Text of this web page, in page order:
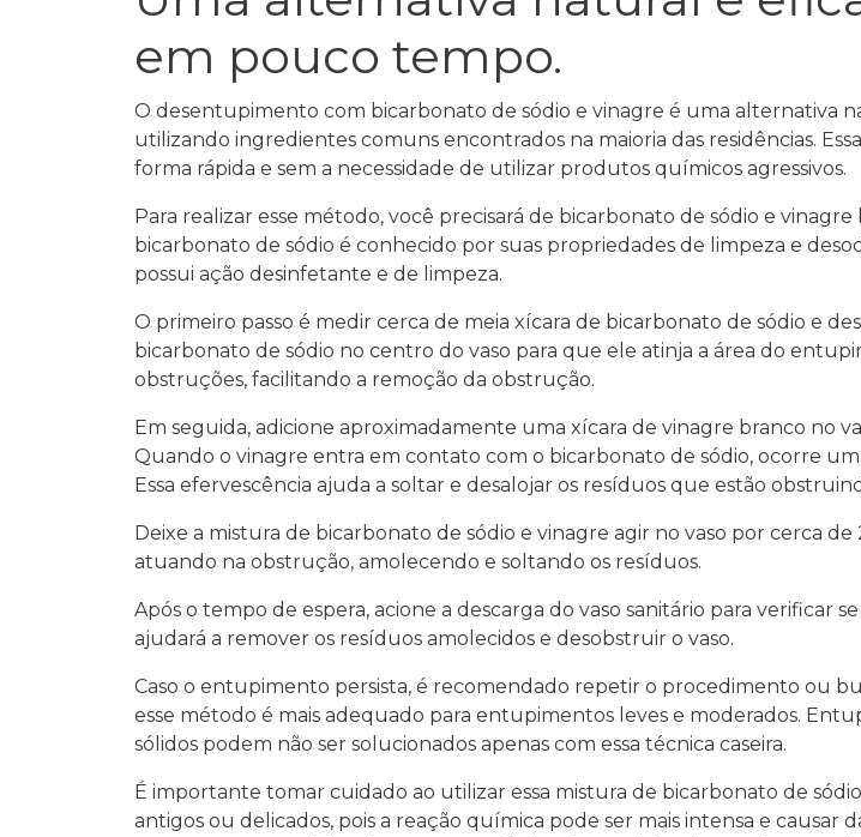
em pouco tempo.
O desentupimento com bicarbonato de sódio e vinagre é uma alternativa
utilizando ingredientes comuns encontrados na maioria das residências.
forma rápida e sem a necessidade de utilizar produtos químicos agressivos.
Para realizar esse método, você precisará de bicarbonato de sódio e
bicarbonato de sódio é conhecido por suas propriedades de limpeza e
possui ação desinfetante e de limpeza.
O primeiro passo é medir cerca de meia xícara de bicarbonato de sódio e
bicarbonato de sódio no centro do vaso para que ele atinja a área do
obstruções, facilitando a remoção da obstrução.
Em seguida, adicione aproximadamente uma xícara de vinagre branco no
Quando o vinagre entra em contato com o bicarbonato de sódio, ocorre
Essa efervescência ajuda a soltar e desalojar os resíduos que estão
Deixe a mistura de bicarbonato de sódio e vinagre agir no vaso por cerca
atuando na obstrução, amolecendo e soltando os resíduos.
Após o tempo de espera, acione a descarga do vaso sanitário para verificar
ajudará a remover os resíduos amolecidos e desobstruir o vaso.
Caso o entupimento persista, é recomendado repetir o procedimento ou
esse método é mais adequado para entupimentos leves e moderados.
sólidos podem não ser solucionados apenas com essa técnica caseira.
É importante tomar cuidado ao utilizar essa mistura de bicarbonato de
antigos ou delicados, pois a reação química pode ser mais intensa e causar